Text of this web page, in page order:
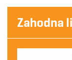
Zahodna